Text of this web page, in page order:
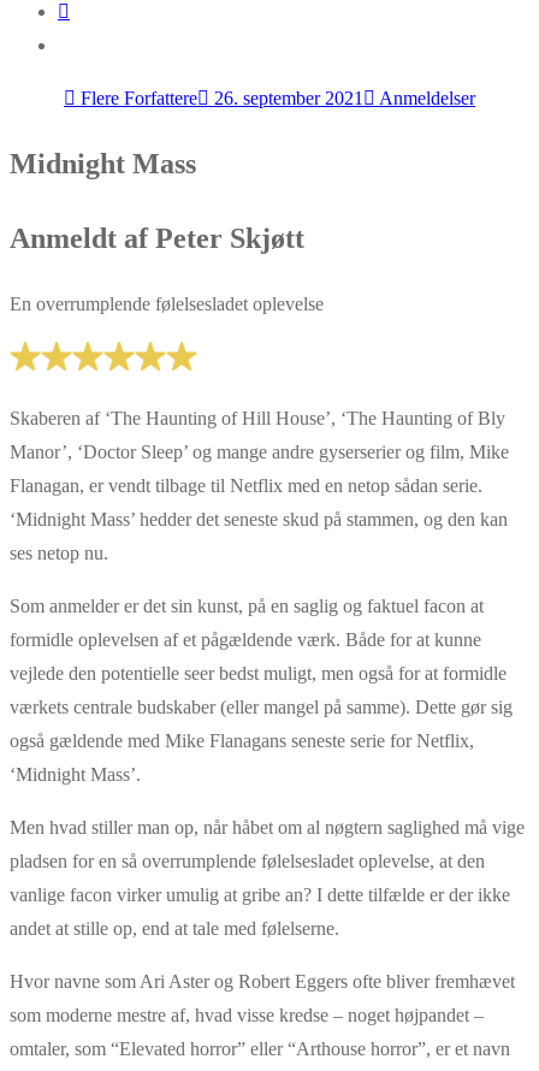
Flere Forfattere 26. september 2021 Anmeldelser
Midnight Mass
Anmeldt af Peter Skjøtt
En overrumplende følelsesladet oplevelse
Skaberen af ‘The Haunting of Hill House’, ‘The Haunting of Bly
Manor’, ‘Doctor Sleep’ og mange andre gyserserier og film, Mike
Flanagan, er vendt tilbage til Netflix med en netop sådan serie.
‘Midnight Mass’ hedder det seneste skud på stammen, og den kan
ses netop nu.
Som anmelder er det sin kunst, på en saglig og faktuel facon at
formidle oplevelsen af et pågældende værk. Både for at kunne
vejlede den potentielle seer bedst muligt, men også for at formidle
værkets centrale budskaber (eller mangel på samme). Dette gør sig
også gældende med Mike Flanagans seneste serie for Netflix,
‘Midnight Mass’.
Men hvad stiller man op, når håbet om al nøgtern saglighed må vige
pladsen for en så overrumplende følelsesladet oplevelse, at den
vanlige facon virker umulig at gribe an? I dette tilfælde er der ikke
andet at stille op, end at tale med følelserne.
Hvor navne som Ari Aster og Robert Eggers ofte bliver fremhævet
som moderne mestre af, hvad visse kredse – noget højpandet –
omtaler, som “Elevated horror” eller “Arthouse horror”, er et navn